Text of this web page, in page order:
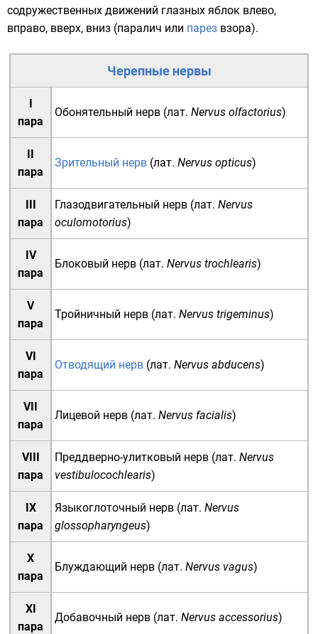
содружественных движений глазных яблок влево,
вправо, вверх, вниз (паралич или парез взора).
Черепные нервы
I
пара
Обонятельный нерв (лат. Nervus olfactorius)
II
пара
Зрительный нерв (лат. Nervus opticus)
III
пара
Глазодвигательный нерв (лат. Nervus
oculomotorius)
IV
пара
Блоковый нерв (лат. Nervus trochlearis)
V
пара
Тройничный нерв (лат. Nervus trigeminus)
VI
пара
Отводящий нерв (лат. Nervus abducens)
VII
пара
Лицевой нерв (лат. Nervus facialis)
VIII
пара
Преддверно-улитковый нерв (лат. Nervus
vestibulocochlearis)
IX
пара
Языкоглоточный нерв (лат. Nervus
glossopharyngeus)
X
пара
Блуждающий нерв (лат. Nervus vagus)
XI
пара
Добавочный нерв (лат. Nervus accessorius)